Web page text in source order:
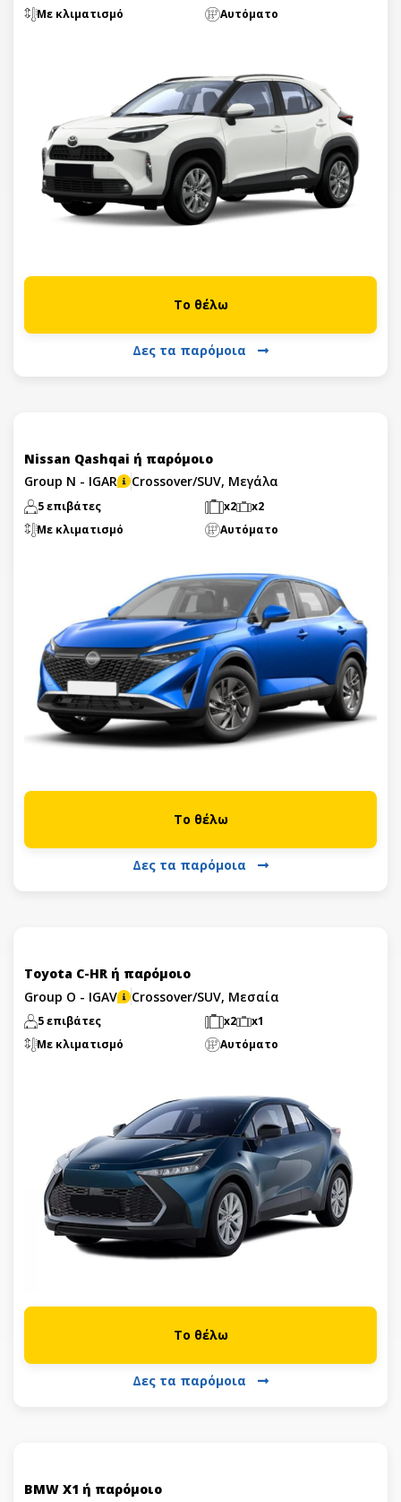
Με κλιματισμό
Αυτόματο
Το θέλω
Δες τα παρόμοια
Nissan Qashqai ή παρόμοιο
Group N - IGAR
Crossover/SUV, Μεγάλα
5 επιβάτες x2
x2
Με κλιματισμό
Αυτόματο
Το θέλω
Δες τα παρόμοια
Toyota C-HR ή παρόμοιο
Group O - IGAV
Crossover/SUV, Μεσαία
5 επιβάτες x2
x1
Με κλιματισμό
Αυτόματο
Το θέλω
Δες τα παρόμοια
BMW X1 ή παρόμοιο